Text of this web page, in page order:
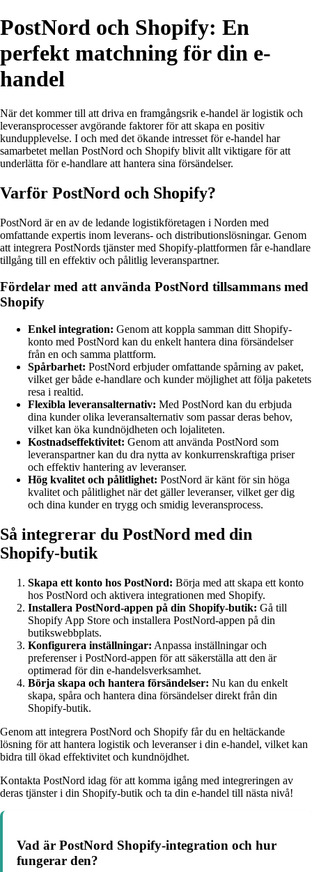
PostNord och Shopify: En
perfekt matchning för din e-
handel
När det kommer till att driva en framgångsrik e-handel är logistik och
leveransprocesser avgörande faktorer för att skapa en positiv
kundupplevelse. I och med det ökande intresset för e-handel har
samarbetet mellan PostNord och Shopify blivit allt viktigare för att
underlätta för e-handlare att hantera sina försändelser.
Varför PostNord och Shopify?
PostNord är en av de ledande logistikföretagen i Norden med
omfattande expertis inom leverans- och distributionslösningar. Genom
att integrera PostNords tjänster med Shopify-plattformen får e-handlare
tillgång till en effektiv och pålitlig leveranspartner.
Fördelar med att använda PostNord tillsammans med
Shopify
Enkel integration: Genom att koppla samman ditt Shopify-
konto med PostNord kan du enkelt hantera dina försändelser
från en och samma plattform.
Spårbarhet: PostNord erbjuder omfattande spårning av paket,
vilket ger både e-handlare och kunder möjlighet att följa paketets
resa i realtid.
Flexibla leveransalternativ: Med PostNord kan du erbjuda
dina kunder olika leveransalternativ som passar deras behov,
vilket kan öka kundnöjdheten och lojaliteten.
Kostnadseffektivitet: Genom att använda PostNord som
leveranspartner kan du dra nytta av konkurrenskraftiga priser
och effektiv hantering av leveranser.
Hög kvalitet och pålitlighet: PostNord är känt för sin höga
kvalitet och pålitlighet när det gäller leveranser, vilket ger dig
och dina kunder en trygg och smidig leveransprocess.
Så integrerar du PostNord med din
Shopify-butik
Skapa ett konto hos PostNord: Börja med att skapa ett konto
hos PostNord och aktivera integrationen med Shopify.
Installera PostNord-appen på din Shopify-butik: Gå till
Shopify App Store och installera PostNord-appen på din
butikswebbplats.
Konfigurera inställningar: Anpassa inställningar och
preferenser i PostNord-appen för att säkerställa att den är
optimerad för din e-handelsverksamhet.
Börja skapa och hantera försändelser: Nu kan du enkelt
skapa, spåra och hantera dina försändelser direkt från din
Shopify-butik.
Genom att integrera PostNord och Shopify får du en heltäckande
lösning för att hantera logistik och leveranser i din e-handel, vilket kan
bidra till ökad effektivitet och kundnöjdhet.
Kontakta PostNord idag för att komma igång med integreringen av
deras tjänster i din Shopify-butik och ta din e-handel till nästa nivå!
Vad är PostNord Shopify-integration och hur
fungerar den?